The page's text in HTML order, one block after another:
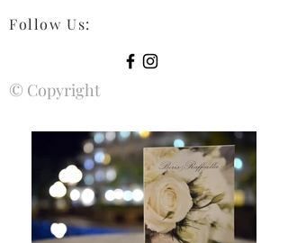
Follow Us:
© Copyright